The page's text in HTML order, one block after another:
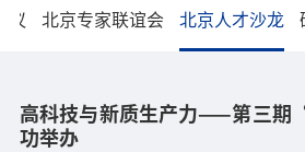
议 北京专家联谊会 北京人才沙龙
高科技与新质生产力——第三
功举办